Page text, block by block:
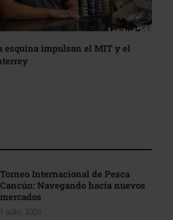
esquina impulsan el MIT y el
Torneo Internacional de Pesca
Cancún: Navegando hacia nuevos
mercados
1 julio, 2026